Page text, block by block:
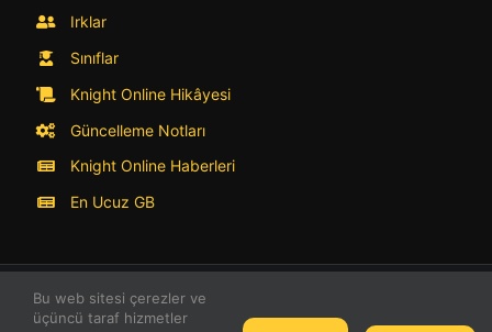
Irklar
Sınıflar
Knight Online Hikâyesi
Güncelleme Notları
Knight Online Haberleri
En Ucuz GB
Knight Online’ın tüm hakları
Cafe Services, Inc.tarafından yayımlanır.
Bu web sitesi çerezler ve
üçüncü taraf hizmetler